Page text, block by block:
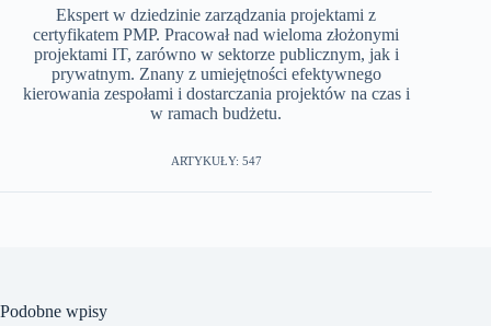
Ekspert w dziedzinie zarządzania projektami z
certyfikatem PMP. Pracował nad wieloma złożonymi
projektami IT, zarówno w sektorze publicznym, jak i
prywatnym. Znany z umiejętności efektywnego
kierowania zespołami i dostarczania projektów na czas i
w ramach budżetu.
ARTYKUŁY: 547
Podobne wpisy